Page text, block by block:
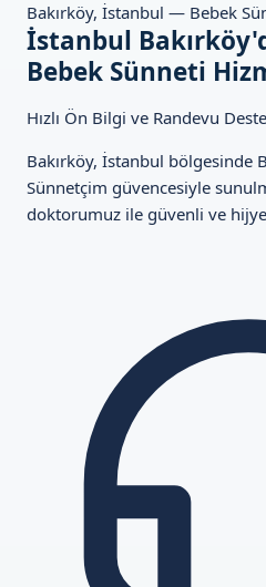
Bakırköy, İstanbul — Bebek
İstanbul
Bebek Sünneti
Hızlı Ön Bilgi ve Randevu
Bakırköy, İstanbul bölgesinde
Sünnetçim güvencesiyle
doktorumuz ile güvenli ve